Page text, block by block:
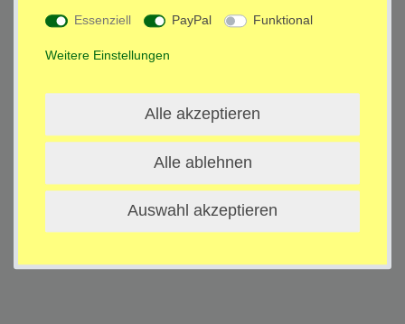
Essenziell PayPal Funktional
Weitere Einstellungen
Alle akzeptieren
Alle ablehnen
Auswahl akzeptieren